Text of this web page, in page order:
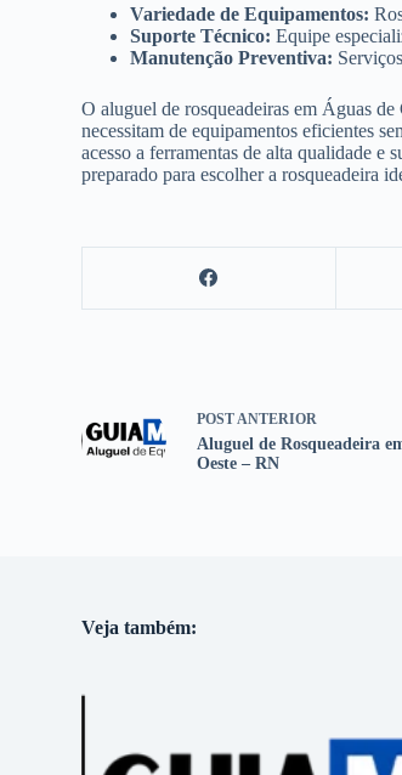
Variedade de Equipamentos:
Suporte Técnico: Equipe
Manutenção Preventiva:
O aluguel de rosqueadeiras em Águas
necessitam de equipamentos eficientes
acesso a ferramentas de alta qualidade e
preparado para escolher a rosqueadeira
POSTANTERIOR
Aluguel de Rosqueadeira
Oeste – RN
Veja também: